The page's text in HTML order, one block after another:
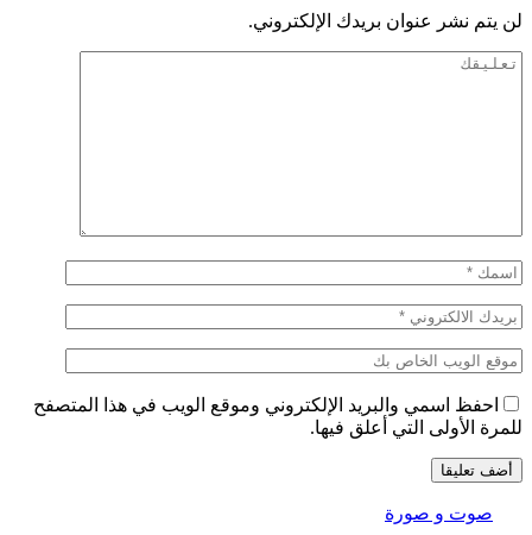
لن يتم نشر عنوان بريدك الإلكتروني.
احفظ اسمي والبريد الإلكتروني وموقع الويب في هذا المتصفح
للمرة الأولى التي أعلق فيها.
صوت و صورة